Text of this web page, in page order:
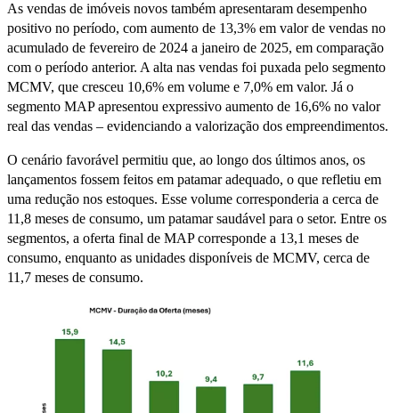
As vendas de imóveis novos também apresentaram desempenho
positivo no período, com aumento de 13,3% em valor de vendas no
acumulado de fevereiro de 2024 a janeiro de 2025, em comparação
com o período anterior. A alta nas vendas foi puxada pelo segmento
MCMV, que cresceu 10,6% em volume e 7,0% em valor. Já o
segmento MAP apresentou expressivo aumento de 16,6% no valor
real das vendas – evidenciando a valorização dos empreendimentos.
O cenário favorável permitiu que, ao longo dos últimos anos, os
lançamentos fossem feitos em patamar adequado, o que refletiu em
uma redução nos estoques. Esse volume corresponderia a cerca de
11,8 meses de consumo, um patamar saudável para o setor. Entre os
segmentos, a oferta final de MAP corresponde a 13,1 meses de
consumo, enquanto as unidades disponíveis de MCMV, cerca de
11,7 meses de consumo.